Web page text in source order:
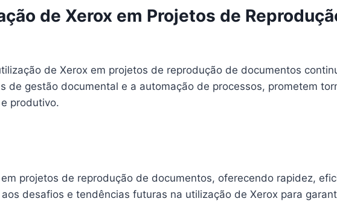
de Xerox em Projetos de
de Xerox em projetos de reprodução de documentos
de gestão documental e a automação de processos, prometem
produtivo.
projetos de reprodução de documentos, oferecendo rapidez,
desafios e tendências futuras na utilização de Xerox para